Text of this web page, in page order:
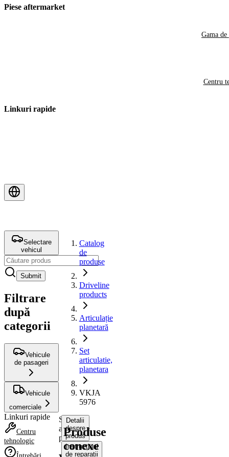
Piese aftermarket
Gama de
Centru
Linkuri rapide
Selectare
vehicul
Submit
Filtrare
după
categorii
Vehicule
de pasageri
Vehicule
comerciale
Linkuri rapide
Centru
tehnologic
Catalog
de
produse
Driveline
products
Articulație
planetară
Set
articulatie,
planetara
VKJA
5976
Set
articulatie,
planetara
Detalii
despre
produs
Instrucțiuni
de reparații
Produse
conexe